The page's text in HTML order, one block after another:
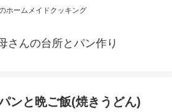
ホームメイドクッキング
さんの台所とパン作り
ンと晩ご飯(焼きうどん)